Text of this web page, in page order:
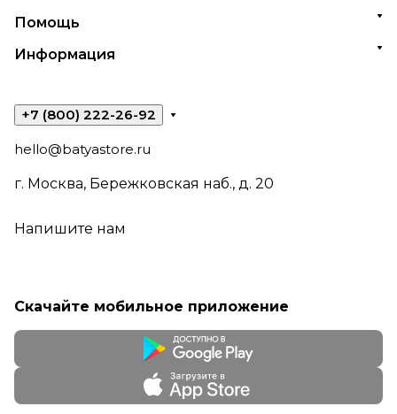
Помощь
Информация
+7 (800) 222-26-92
hello@batyastore.ru
г. Москва, Бережковская наб., д. 20
Напишите нам
Скачайте мобильное приложение